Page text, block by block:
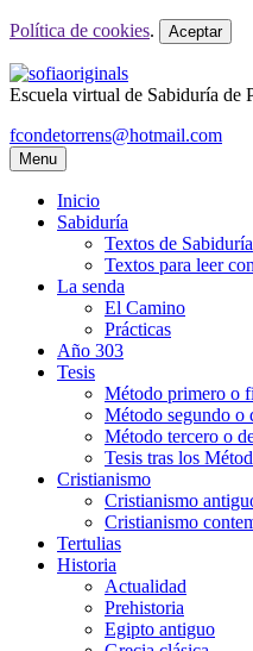
Política de cookies. Aceptar
Escuela virtual de Sabiduría de
fcondetorrens@hotmail.com
Menu
Inicio
Sabiduría
Textos de Sabiduría
Textos para leer
La senda
El Camino
Prácticas
Año 303
Tesis
Método primero o
Método segundo o
Método tercero o
Tesis tras los
Cristianismo
Cristianismo
Cristianismo
Tertulias
Historia
Actualidad
Prehistoria
Egipto antiguo